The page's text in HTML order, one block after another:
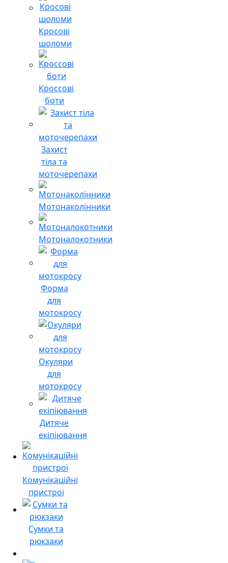
Кросові
шоломи
Кроссові
боти
Захист
тіла та
моточерепахи
Мотонаколінники
Мотоналокотники
Форма
для
мотокросу
Окуляри
для
мотокросу
Дитяче
екіпіювання
Комунікаційні
пристрої
Сумки та
рюкзаки